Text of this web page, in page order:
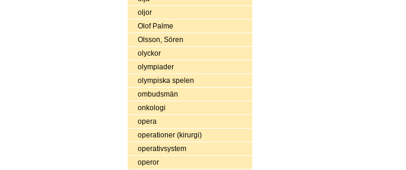
oljor
Olof Palme
Olsson, Sören
olyckor
olympiader
olympiska spelen
ombudsmän
onkologi
opera
operationer (kirurgi)
operativsystem
operor